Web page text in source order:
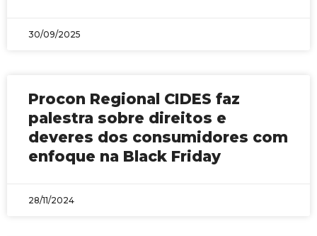
30/09/2025
Procon Regional CIDES faz
palestra sobre direitos e
deveres dos consumidores com
enfoque na Black Friday
28/11/2024